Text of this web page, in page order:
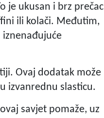
je ukusan i brz prečac
ili kolači. Međutim,
Ovaj dodatak može
izvanrednu slasticu.
savjet pomaže, uz